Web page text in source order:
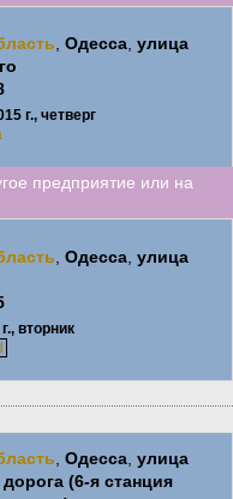
, Одесса, улица
г., четверг
предприятие или на
Одесса, улица
вторник
Одесса, улица
(6-я станция